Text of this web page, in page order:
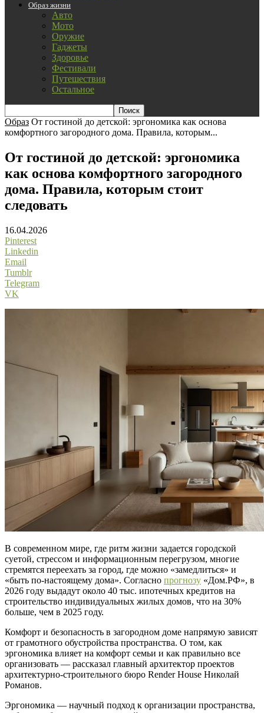
Образ жизни
Авто
Мото
Оружие
Гаджеты
Здоровье
Фестивали
Путешествия
Остальное
Образ От гостиной до детской: эргономика как основа
комфортного загородного дома. Правила, которым...
От гостиной до детской: эргономика
как основа комфортного загородного
дома. Правила, которым стоит
следовать
16.04.2026
Pinterest
Linkedin
Email
Tumblr
Telegram
VK
В современном мире, где ритм жизни задается городской
суетой, стрессом и информационным перегрузом, многие
стремятся переехать за город, где можно «замедлиться» и
«быть по-настоящему дома». Согласно прогнозу «Дом.РФ», в
2026 году выдадут около 40 тыс. ипотечных кредитов на
строительство индивидуальных жилых домов, что на 30%
больше, чем в 2025 году.
Комфорт и безопасность в загородном доме напрямую зависят
от грамотного обустройства пространства. О том, как
эргономика влияет на комфорт семьи и как правильно все
организовать — рассказал главный архитектор проектов
архитектурно-строительного бюро Render House Николай
Романов.
Эргономика — научный подход к организации пространства,